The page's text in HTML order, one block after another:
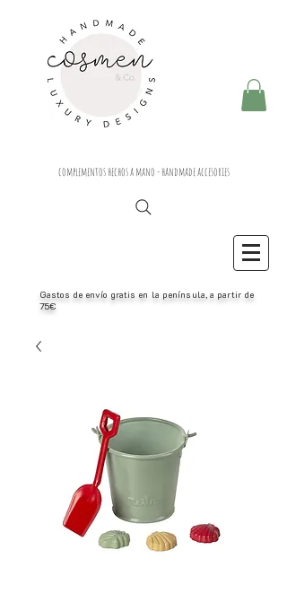
complementos hechos a mano - handmade accesories
Gastos de envío gratis en la península, a partir de
75€